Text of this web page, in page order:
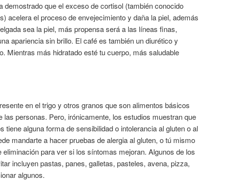
demostrado que el exceso de cortisol (también conocido
acelera el proceso de envejecimiento y daña la piel, además
sea la piel, más propensa será a las líneas finas,
apariencia sin brillo. El café es también un diurético y
Mientras más hidratado esté tu cuerpo, más saludable
en el trigo y otros granos que son alimentos básicos
las personas. Pero, irónicamente, los estudios muestran que
tiene alguna forma de sensibilidad o intolerancia al gluten o al
mandarte a hacer pruebas de alergia al gluten, o tú mismo
eliminación para ver si los síntomas mejoran. Algunos de los
incluyen pastas, panes, galletas, pasteles, avena, pizza,
algunos.